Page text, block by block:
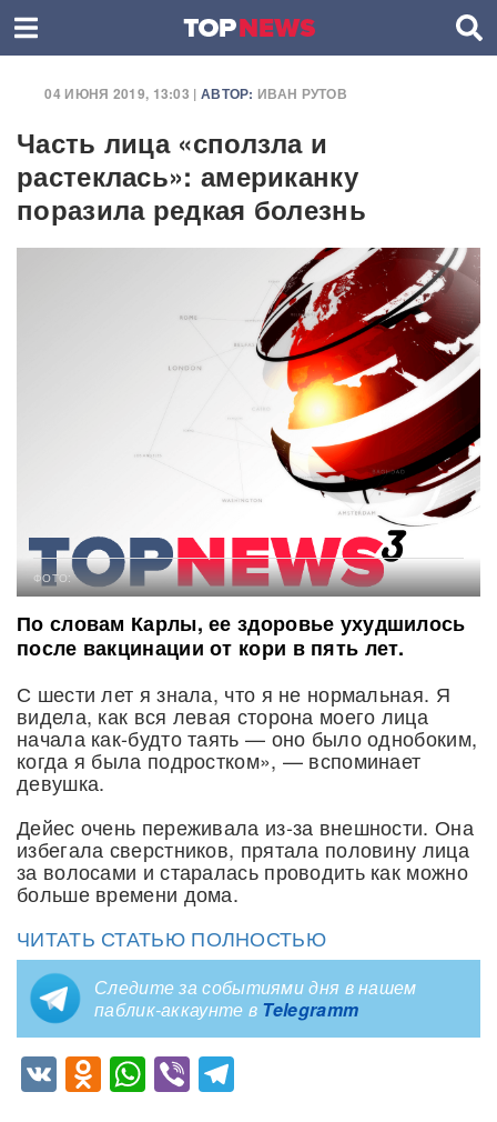
04 ИЮНЯ 2019, 13:03 | АВТОР: ИВАН РУТОВ
Часть лица «сползла и
растеклась»: американку
поразила редкая болезнь
ФОТО:
По словам Карлы, ее здоровье ухудшилось
после вакцинации от кори в пять лет.
С шести лет я знала, что я не нормальная. Я
видела, как вся левая сторона моего лица
начала как-будто таять — оно было однобоким,
когда я была подростком», — вспоминает
девушка.
Дейес очень переживала из-за внешности. Она
избегала сверстников, прятала половину лица
за волосами и старалась проводить как можно
больше времени дома.
ЧИТАТЬ СТАТЬЮ ПОЛНОСТЬЮ
Следите за событиями дня в нашем
паблик-аккаунте в Telegramm
VKOdnoklassniki
WhatsApp
Viber